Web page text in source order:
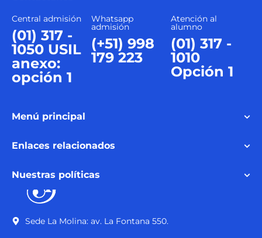
Central admisión
(01) 317 -
1050 USIL
anexo:
opción 1
Whatsapp
admisión
(+51) 998
179 223
Atención al
alumno
(01) 317 -
1010
Opción 1
Menú principal
Enlaces relacionados
Nuestras políticas
Sede La Molina: av. La Fontana 550.